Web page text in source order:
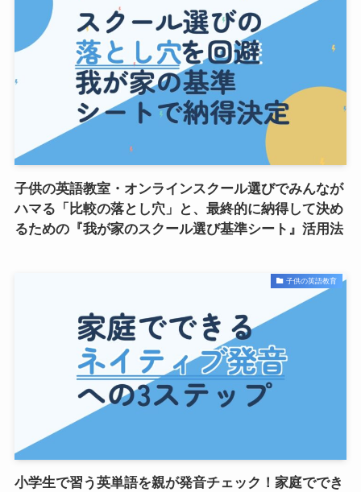
子供の英語教室・オンラインスクール選びでみんなが
ハマる「比較の落とし穴」と、最終的に納得して決め
るための『我が家のスクール選び基準シート』活用法
子供の英語教育
小学生で習う英単語を親が発音チェック！家庭ででき